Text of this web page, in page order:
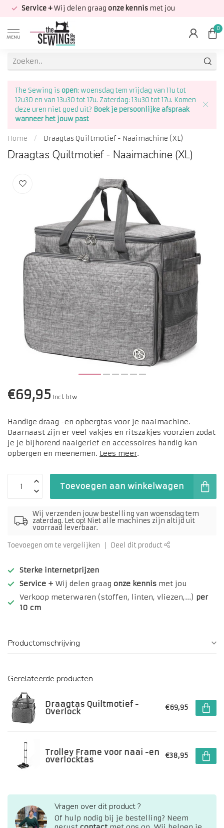
Service +Wij delen graag onze kennis met jou
MENU
0
The Sewing is open: woensdag tem vrijdag van 11u tot
12u30 en van 13u30 tot 17u. Zaterdag: 13u30 tot 17u. Komen
deze uren niet goed uit? Boek je persoonlijke afspraak
wanneer het jouw past
Home / Draagtas Quiltmotief - Naaimachine (XL)
Draagtas Quiltmotief - Naaimachine (XL)
€69,95 Incl. btw
Handige draag -en opbergtas voor je naaimachine.
Daarnaast zijn er veel vakjes en ritszakjes voorzien zodat
je je bijhorend naaigerief en accessoires handig kan
opbergen en meenemen. Lees meer.
Toevoegen aan winkelwagen
Wij verzenden jouw bestelling van woensdag tem
zaterdag. Let op! Niet alle machines zijn altijd uit
voorraad leverbaar.
Toevoegen om te vergelijken Deel dit product
Sterke internetprijzen
Service + Wij delen graag onze kennis met jou
Verkoop meterwaren (stoffen, linten, vliezen,...) per
10 cm
Productomschrijving
Gerelateerde producten
Draagtas Quiltmotief -
Overlock €69,95
Trolley Frame voor naai -en
overlocktas €38,95
Vragen over dit product ?
Of hulp nodig bij je bestelling? Neem